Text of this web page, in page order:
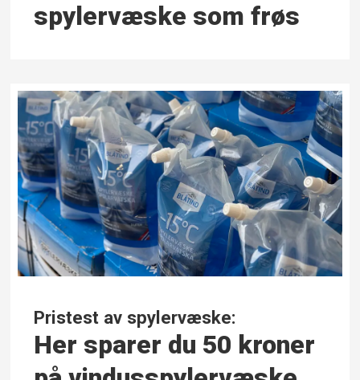
spylervæske som frøs
Pristest av spylervæske:
Her sparer du 50 kroner